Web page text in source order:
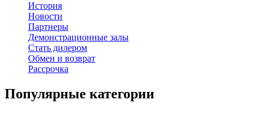
История
Новости
Партнеры
Демонстрационные залы
Стать дилером
Обмен и возврат
Рассрочка
Популярные категории